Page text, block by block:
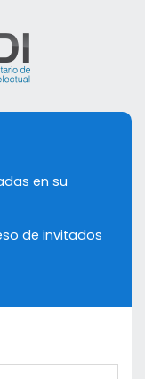
en su
de invitados